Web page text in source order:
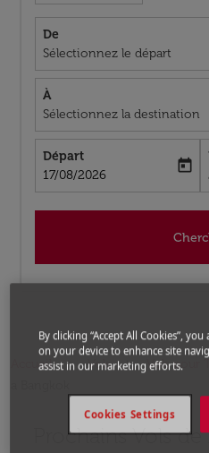
De
Sélectionnez le départ
À
Sélectionnez la destination
Départ
fc-booking-departure-date-
17/08/2026
today
Accueil Vols Vols pour
Prochains Vols
Aucun tarif trouvé pour
By clicking “Accept All Cookies”,
on your device to enhance site
assist in our marketing efforts.
Cookies Settings